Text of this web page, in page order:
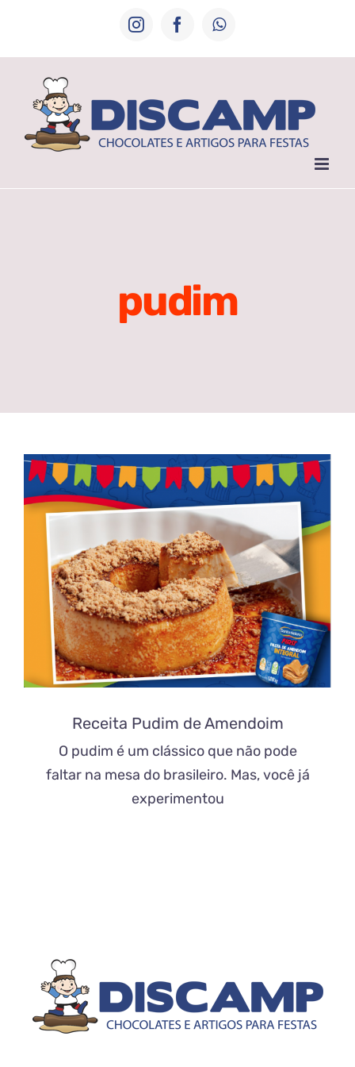
o
conteúdo
InstagramFacebookWhatsApp
pudim
Receita Pudim de Amendoim
O pudim é um clássico que não pode
faltar na mesa do brasileiro. Mas, você já
experimentou